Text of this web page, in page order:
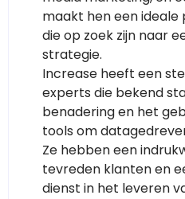
maakt hen een
die op zoek zijn naar
strategie.
Increase heeft een
experts die bekend
benadering en het
tools om
Ze hebben een
tevreden klanten en
dienst in het leveren